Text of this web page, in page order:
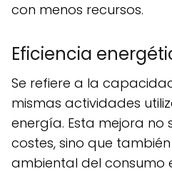
con menos recursos.
Eficiencia
Se refiere a la capacidad de realizar las
mismas actividades
energía. Esta mejora no
costes, sino que
ambiental del consumo